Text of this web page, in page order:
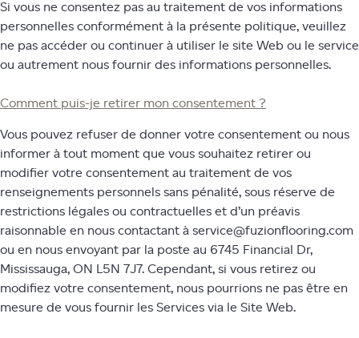
Si vous ne consentez pas au traitement de vos informations
personnelles conformément à la présente politique, veuillez
ne pas accéder ou continuer à utiliser le site Web ou le service
ou autrement nous fournir des informations personnelles.
Comment puis-je retirer mon consentement ?
Vous pouvez refuser de donner votre consentement ou nous
informer à tout moment que vous souhaitez retirer ou
modifier votre consentement au traitement de vos
renseignements personnels sans pénalité, sous réserve de
restrictions légales ou contractuelles et d’un préavis
raisonnable en nous contactant à service@fuzionflooring.com
ou en nous envoyant par la poste au 6745 Financial Dr,
Mississauga, ON L5N 7J7. Cependant, si vous retirez ou
modifiez votre consentement, nous pourrions ne pas être en
mesure de vous fournir les Services via le Site Web.